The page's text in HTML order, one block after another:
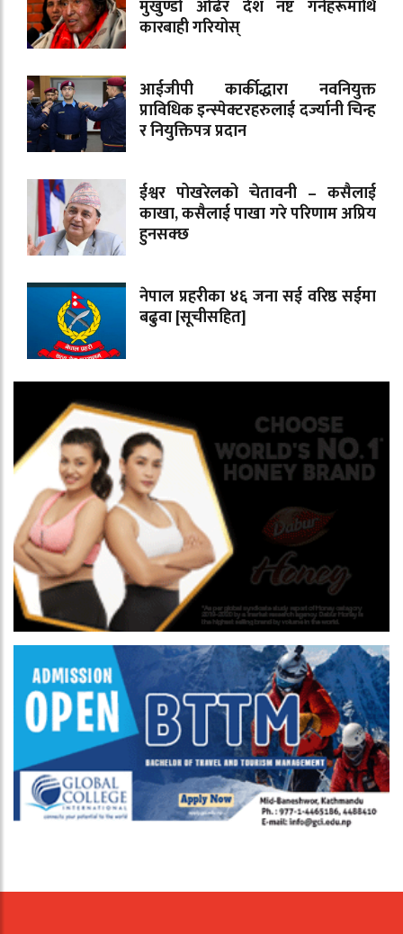
मुखुण्डो ओढेर देश नष्ट गर्नेहरूमाथि
कारबाही गरियोस्
आईजीपी कार्कीद्धारा नवनियुक्त
प्राविधिक इन्स्पेक्टरहरुलाई दर्ज्यानी चिन्ह
र नियुक्तिपत्र प्रदान
ईश्वर पोखरेलको चेतावनी – कसैलाई
काखा, कसैलाई पाखा गरे परिणाम अप्रिय
हुनसक्छ
नेपाल प्रहरीका ४६ जना सई वरिष्ठ सईमा
बढुवा [सूचीसहित]